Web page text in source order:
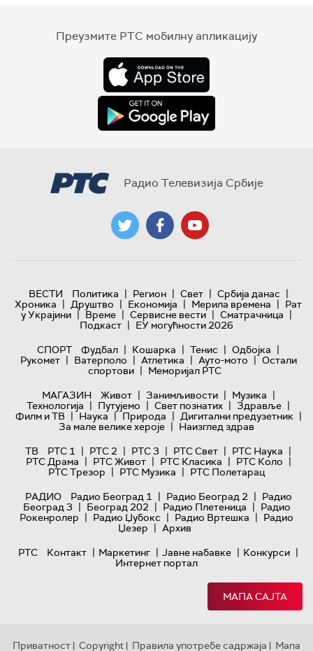
Преузмите РТС мобилну апликацију
Радио Телевизија Србије
ВЕСТИ Политика | Регион | Свет | Србија данас |
Хроника | Друштво | Економија | Мерила времена | Рат
у Украјини | Време | Сервисне вести | Сматрачница |
Подкаст | ЕУ могућности 2026
СПОРТ
Фудбал | Кошарка | Тенис | Одбојка |
Рукомет | Ватерполо | Атлетика | Ауто-мото | Остали
спортови | Меморијал РТС
МАГАЗИН
Живот | Занимљивости | Музика |
Технологијa | Путујемо | Свет познатих | Здравље |
Филм и ТВ | Наука | Природа | Дигитални предузетник |
За мале велике хероје | Наизглед здрав
ТВ
РТС 1 | РТС 2 | РТС 3 | РТС Свет | РТС Наука |
РТС Драма | РТС Живот | РТС Класика | РТС Коло |
РТС Трезор | РТС Музика | РТС Полетарац
РАДИО
Радио Београд 1 | Радио Београд 2 | Радио
Београд 3 | Београд 202 | Радио Плетеница | Радио
Рокенролер | Радио Џубокс | Радио Вртешка | Радио
Џезер | Архив
РТС
Контакт | Маркетинг | Јавне набавке | Конкурси |
Интернет портал
МАПА САЈТА
Приватност | Copyright | Правила употребе садржаја | Мапа